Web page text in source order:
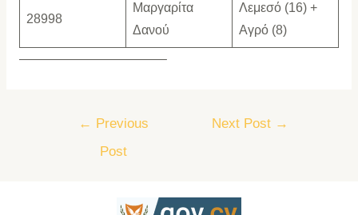
28998
Μαργαρίτα
Δανού
Λεμεσό (16) +
Αγρό (8)
———————————–
← Previous
Post
Next Post →